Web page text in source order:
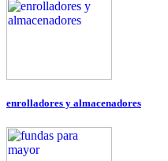
enrolladores y almacenadores